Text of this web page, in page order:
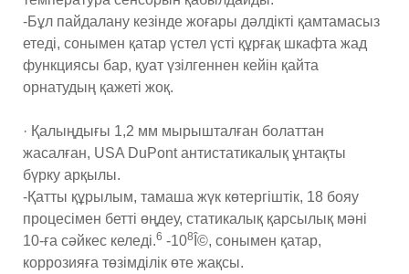
-Бұл пайдалану кезінде жоғары дәлдікті қамтамасыз
етеді, сонымен қатар үстел үсті құрғақ шкафта жад
функциясы бар, қуат үзілгеннен кейін қайта
орнатудың қажеті жоқ.
· Қалыңдығы 1,2 мм мырышталған болаттан
жасалған, USA DuPont антистатикалық ұнтақты
бүрку арқылы.
-Қатты құрылым, тамаша жүк көтергіштік, 18 бояу
процесімен бетті өңдеу, статикалық қарсылық мәні
10-ға сәйкес келеді.6 -108 Î©, сонымен қатар,
коррозияға төзімділік өте жақсы.